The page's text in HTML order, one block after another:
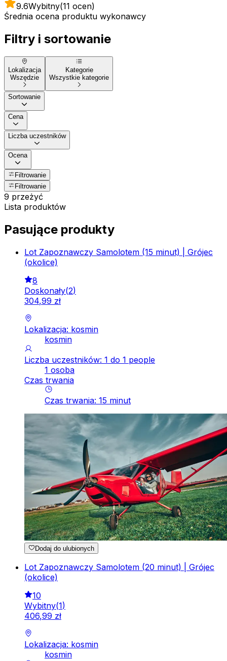
9.6Wybitny(11 ocen)
Średnia ocena produktu wykonawcy
Filtry i sortowanie
Lokalizacja
Wszędzie
Kategorie
Wszystkie kategorie
Sortowanie
Cena
Liczba uczestników
Ocena
Filtrowanie
Filtrowanie
9 przeżyć
Lista produktów
Pasujące produkty
Lot Zapoznawczy Samolotem (15 minut) | Grójec
(okolice)
8
Doskonały(2)
304,99 zł
Lokalizacja: kosmin
kosmin
Liczba uczestników: 1 do 1 people
1 osoba
Czas trwania
Czas trwania: 15 minut
Dodaj do ulubionych
Lot Zapoznawczy Samolotem (20 minut) | Grójec
(okolice)
10
Wybitny(1)
406,99 zł
Lokalizacja: kosmin
kosmin